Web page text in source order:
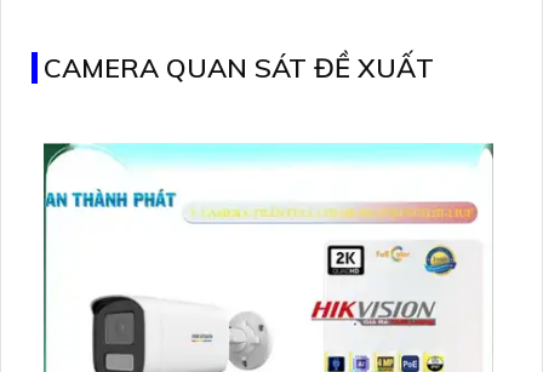
CAMERA QUAN SÁT ĐỀ XUẤT